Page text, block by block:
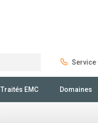
Service
Traités EMC Domaines